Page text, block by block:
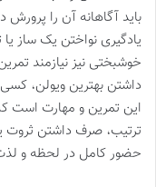
باید آگاهانه آن را
یادگیری نواختن یک ساز
خوشبختی نیز نیازمند
داشتن بهترین ویولن، کسی
این تمرین و مهارت است
ترتیب، صرف داشتن ثروت
حضور کامل در لحظه و